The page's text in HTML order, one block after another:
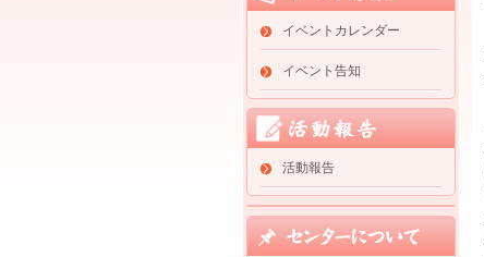
イベントカレンダー
イベント告知
活動報告